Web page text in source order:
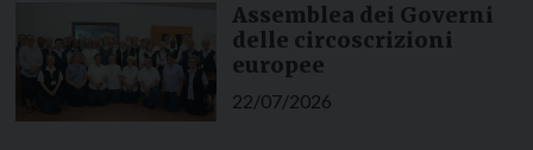
Assemblea dei Governi
delle circoscrizioni
europee
22/07/2026